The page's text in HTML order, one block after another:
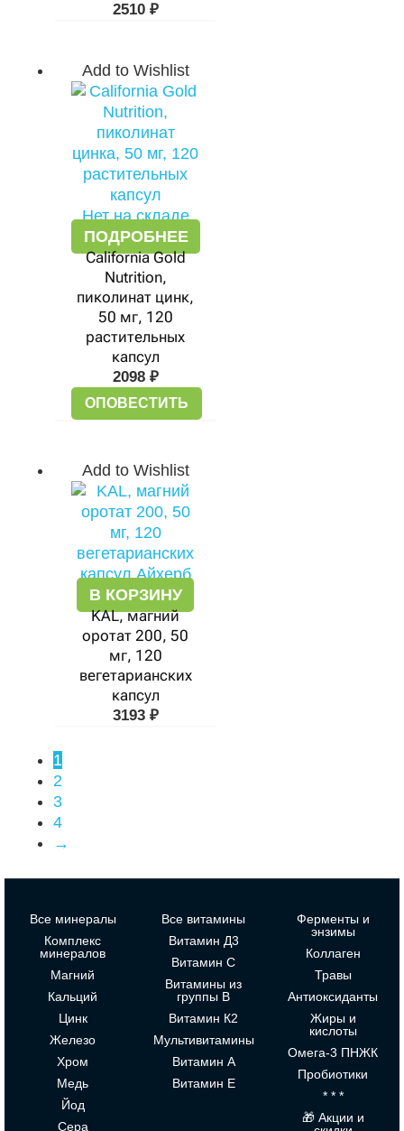
2510 ₽
Add to Wishlist
Нет на складе
ПОДРОБНЕЕ
California Gold
Nutrition,
пиколинат цинк,
50 мг, 120
растительных
капсул
2098 ₽
ОПОВЕСТИТЬ
Add to Wishlist
В КОРЗИНУ
KAL, магний
оротат 200, 50
мг, 120
вегетарианских
капсул
3193 ₽
1
2
3
4
→
Все минералы
Комплекс
минералов
Магний
Кальций
Цинк
Железо
Хром
Медь
Йод
Сера
Все витамины
Витамин Д3
Витамин С
Витамины из
группы В
Витамин К2
Мультивитамины
Витамин А
Витамин Е
Ферменты и
энзимы
Коллаген
Травы
Антиоксиданты
Жиры и
кислоты
Омега-3 ПНЖК
Пробиотики
* * *
🎁 Акции и